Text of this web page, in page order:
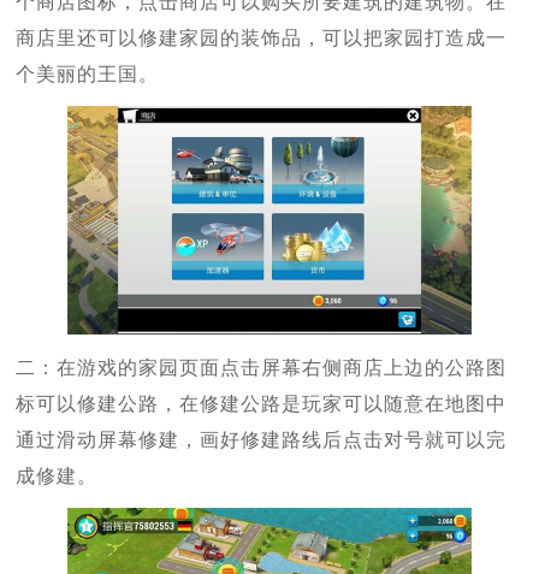
商店里还可以修建家园的装饰品，可以把家园打造成一
个美丽的王国。
二：在游戏的家园页面点击屏幕右侧商店上边的公路图
标可以修建公路，在修建公路是玩家可以随意在地图中
通过滑动屏幕修建，画好修建路线后点击对号就可以完
成修建。